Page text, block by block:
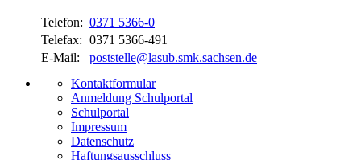
Telefon: 0371 5366-0
Telefax: 0371 5366-491
E-Mail:
poststelle@lasub.smk.sachsen.de
Kontaktformular
Anmeldung Schulportal
Schulportal
Impressum
Datenschutz
Haftungsausschluss